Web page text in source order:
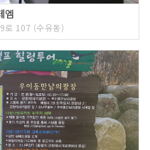
엠
로 107 (수유동)